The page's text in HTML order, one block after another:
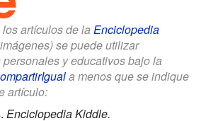
artículos de la Enciclopedia
se puede utilizar
y educativos bajo la
a menos que se indique
artículo:
. Enciclopedia Kiddle.